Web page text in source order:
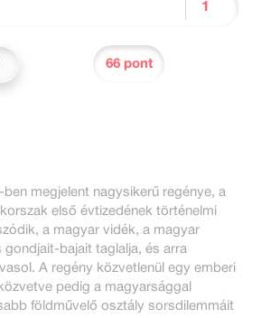
66 pont
ben megjelent nagysikerű regénye, a
első évtizedének történelmi
a magyar vidék, a magyar
gondjait-bajait taglalja, és arra
A regény közvetlenül egy emberi
pedig a magyarsággal
földművelő osztály sorsdilemmáit